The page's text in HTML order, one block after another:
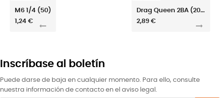
M6 1/4 (50)
1,24 €
Drag Queen 2BA (200)
2,89 €
Inscríbase al boletín
Puede darse de baja en cualquier momento. Para ello, consulte
nuestra información de contacto en el aviso legal.